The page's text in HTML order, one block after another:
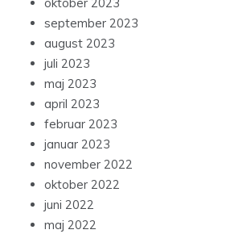
september 2023
august 2023
juli 2023
maj 2023
april 2023
februar 2023
januar 2023
november 2022
oktober 2022
juni 2022
maj 2022